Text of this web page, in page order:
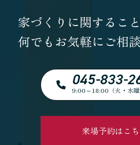
家づくりに関するこ
何でもお気軽にご相
045-833-
9:00～18:00（火・水曜
来場予約はこち